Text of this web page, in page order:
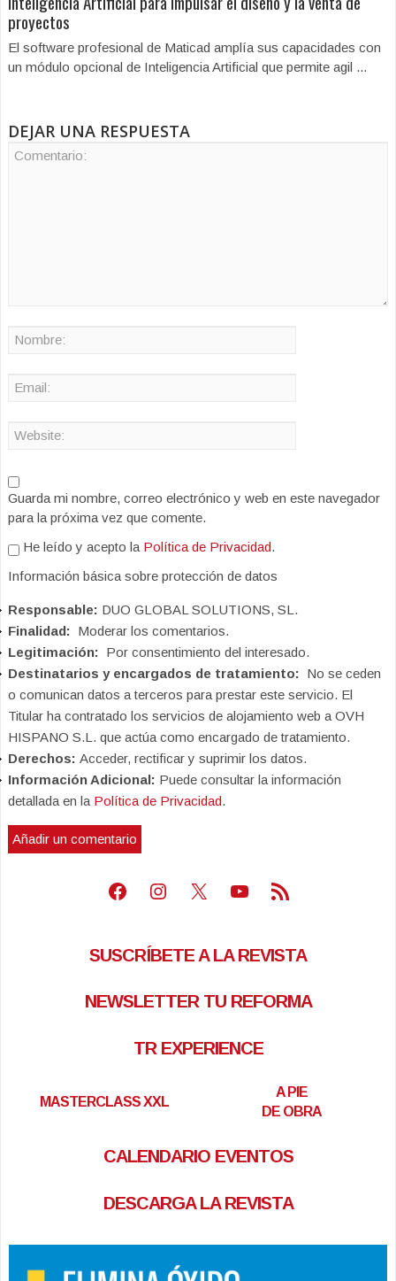
proyectos
El software profesional de Maticad amplía sus capacidades con
un módulo opcional de Inteligencia Artificial que permite agil ...
DEJAR UNA RESPUESTA
Guarda mi nombre, correo electrónico y web en este navegador
para la próxima vez que comente.
He leído y acepto la Política de Privacidad.
Información básica sobre protección de datos
Responsable: DUO GLOBAL SOLUTIONS, SL.
Finalidad: Moderar los comentarios.
Legitimación: Por consentimiento del interesado.
Destinatarios y encargados de tratamiento: No se ceden
o comunican datos a terceros para prestar este servicio. El
Titular ha contratado los servicios de alojamiento web a OVH
HISPANO S.L. que actúa como encargado de tratamiento.
Derechos: Acceder, rectificar y suprimir los datos.
Información Adicional: Puede consultar la información
detallada en la Política de Privacidad.
Facebook
Instagram
X Youtube
Feed RSS
SUSCRÍBETE A LA REVISTA
NEWSLETTER TU REFORMA
TR EXPERIENCE
MASTERCLASS XXL
A PIE
DE OBRA
CALENDARIO EVENTOS
DESCARGA LA REVISTA